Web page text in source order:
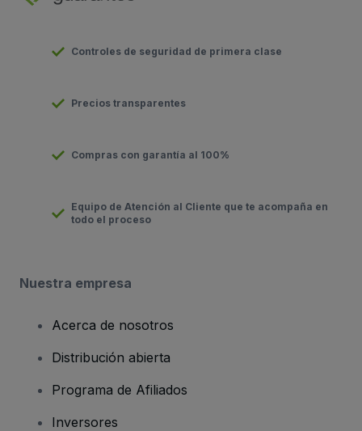
Controles de seguridad de primera clase
Precios transparentes
Compras con garantía al 100%
Equipo de Atención al Cliente que te acompaña en
todo el proceso
Nuestra empresa
Acerca de nosotros
Distribución abierta
Programa de Afiliados
Inversores